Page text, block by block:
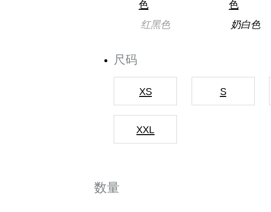
红黑色 奶白色
尺码
XS S
XXL
数量